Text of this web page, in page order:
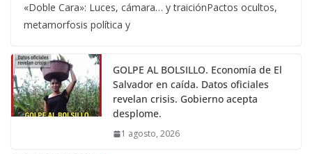
«Doble Cara»: Luces, cámara… y traiciónPactos ocultos,
metamorfosis política y
GOLPE AL BOLSILLO. Economía de El
Salvador en caída. Datos oficiales
revelan crisis. Gobierno acepta
desplome.
1 agosto, 2026